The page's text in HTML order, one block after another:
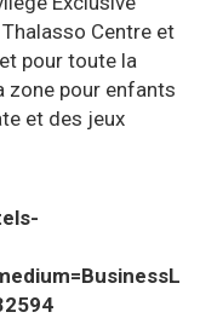
Centre et
pour toute la
zone pour enfants
et des jeux